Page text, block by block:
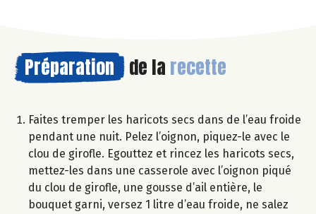
Préparation de la recette
Faites tremper les haricots secs dans de l’eau froide
pendant une nuit. Pelez l’oignon, piquez-le avec le
clou de girofle. Egouttez et rincez les haricots secs,
mettez-les dans une casserole avec l’oignon piqué
du clou de girofle, une gousse d’ail entière, le
bouquet garni, versez 1 litre d’eau froide, ne salez